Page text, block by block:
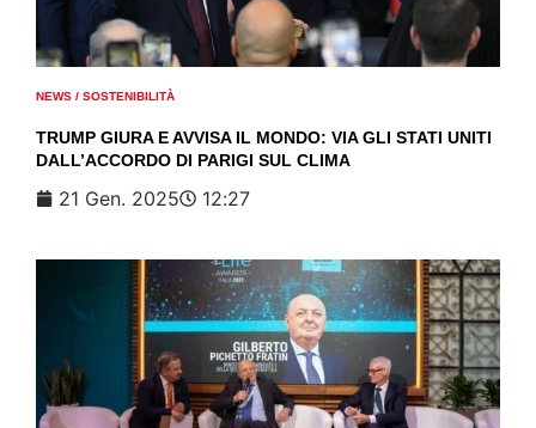
NEWS / SOSTENIBILITÀ
TRUMP GIURA E AVVISA IL MONDO: VIA GLI STATI UNITI
DALL’ACCORDO DI PARIGI SUL CLIMA
21 Gen. 2025 12:27